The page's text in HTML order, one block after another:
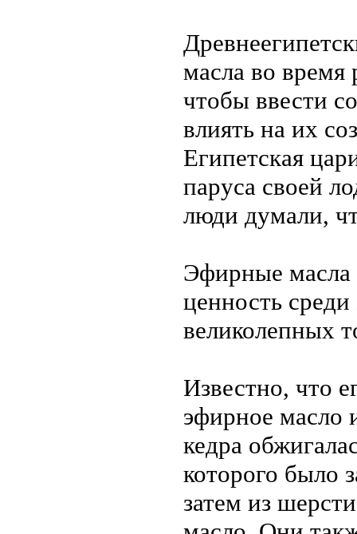
масла во время
чтобы ввести
влиять на их
Египетская
паруса своей
люди думали,
Эфирные
ценность
великолепных
Известно, что
эфирное масло
кедра
которого было
затем из